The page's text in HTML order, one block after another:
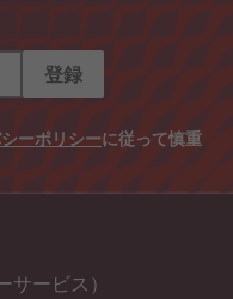
登録
ーポリシーに従って慎重
ービス）